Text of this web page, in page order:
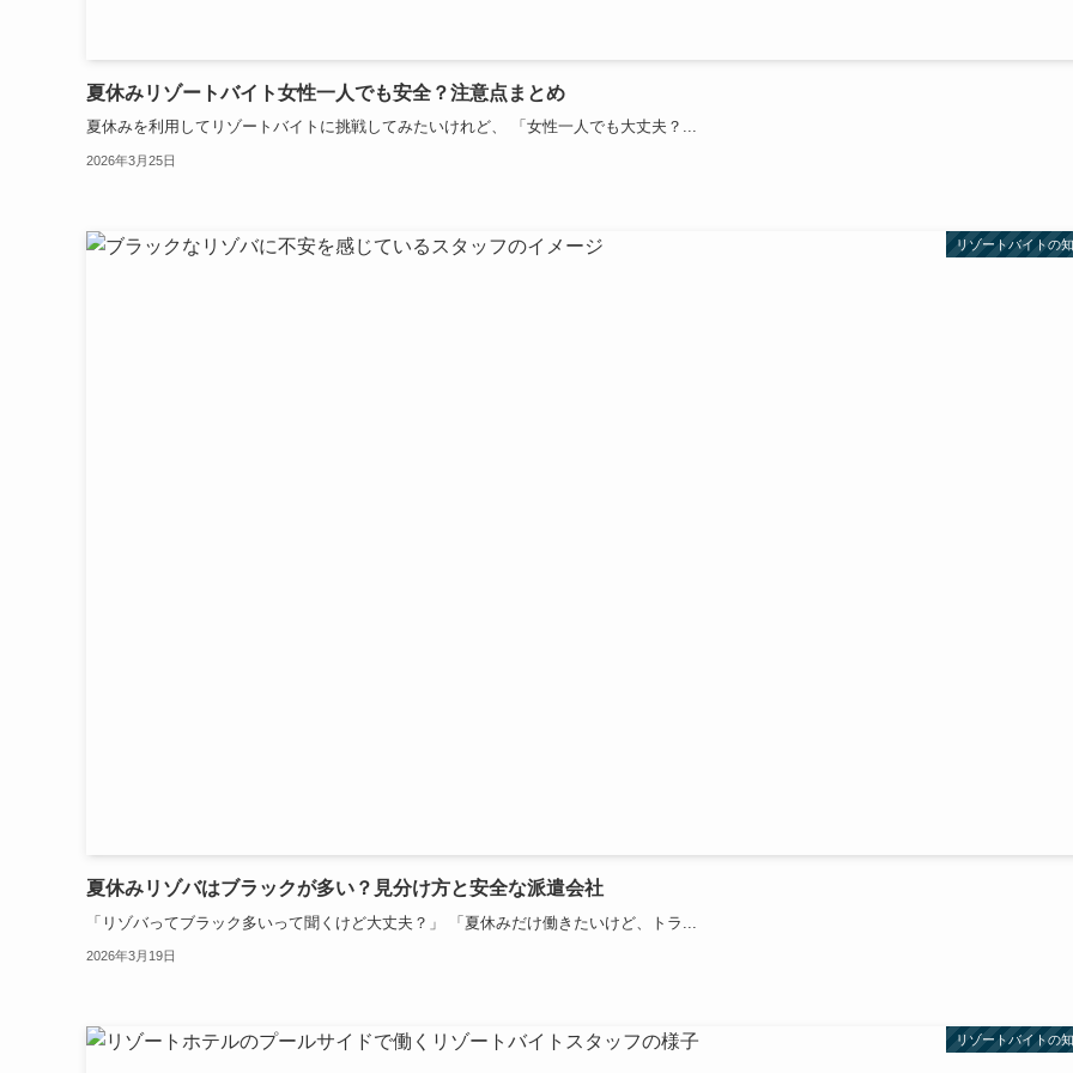
夏休みリゾートバイト女性一人でも安全？注意点まとめ
夏休みを利用してリゾートバイトに挑戦してみたいけれど、 「女性一人でも大丈夫？...
2026年3月25日
リゾートバイトの
夏休みリゾバはブラックが多い？見分け方と安全な派遣会社
「リゾバってブラック多いって聞くけど大丈夫？」 「夏休みだけ働きたいけど、トラ...
2026年3月19日
リゾートバイトの